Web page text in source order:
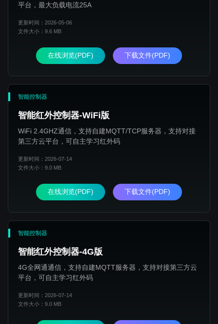
平台，最大负载电流25A
更新时间：2026-05-06
文件大小：9.6 MB
在线浏览(PDF) 下载文件(PDF)
智能控制器
智能红外控制器-WiFi版
WiFi 2.4GHZ通信，支持自建MQTT/TCP服务器，支持对接
第三方云平台，可自主学习红外码
更新时间：2026-07-14
文件大小：9.0 MB
在线浏览(PDF) 下载文件(PDF)
智能控制器
智能红外控制器-4G版
4G全网通通信，支持自建MQTT服务器，支持对接第三方云
平台，可自主学习红外码
更新时间：2026-07-14
文件大小：9.0 MB